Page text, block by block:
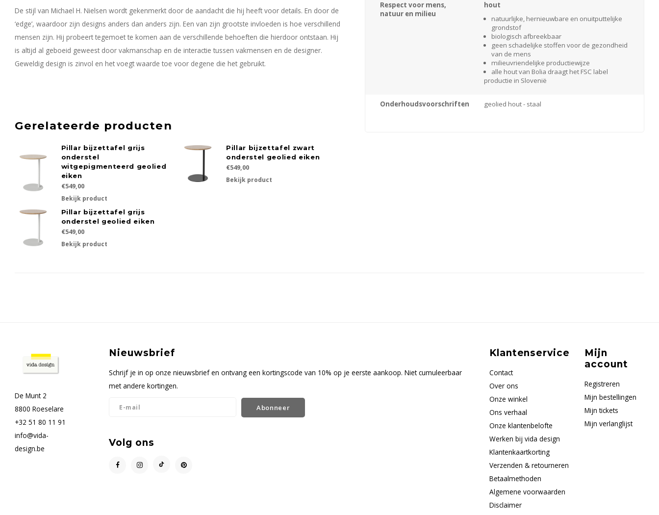
De stijl van Michael H. Nielsen wordt gekenmerkt door de aandacht die hij heeft voor details. En door de
‘edge’, waardoor zijn designs anders dan anders zijn. Een van zijn grootste invloeden is hoe verschillend
mensen zijn. Hij probeert tegemoet te komen aan de verschillende behoeften die hierdoor ontstaan. Hij
is altijd al geboeid geweest door vakmanschap en de interactie tussen vakmensen en de designer.
Geweldig design is zinvol en het voegt waarde toe voor degene die het gebruikt.
Gerelateerde producten
Pillar bijzettafel grijs
onderstel
witgepigmenteerd geolied
eiken
€549,00
Bekijk product
Pillar bijzettafel zwart
onderstel geolied eiken
€549,00
Bekijk product
Pillar bijzettafel grijs
onderstel geolied eiken
€549,00
Bekijk product
Respect voor mens,
natuur en milieu
hout
natuurlijke, hernieuwbare en onuitputtelijke
grondstof
biologisch afbreekbaar
geen schadelijke stoffen voor de gezondheid
van de mens
milieuvriendelijke productiewijze
alle hout van Bolia draagt het FSC label
productie in Slovenië
Onderhoudsvoorschriften geolied hout - staal
De Munt 2
8800 Roeselare
+32 51 80 11 91
info@vida-
design.be
Nieuwsbrief
Schrijf je in op onze nieuwsbrief en ontvang een kortingscode van 10% op je eerste aankoop. Niet cumuleerbaar
met andere kortingen.
Abonneer
Volg ons
Klantenservice
Contact
Over ons
Onze winkel
Ons verhaal
Onze klantenbelofte
Werken bij vida design
Klantenkaartkorting
Verzenden & retourneren
Betaalmethoden
Algemene voorwaarden
Disclaimer
Mijn
account
Registreren
Mijn bestellingen
Mijn tickets
Mijn verlanglijst